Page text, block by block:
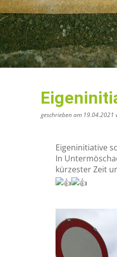
geschrieben am 19.04.2021
Eigeninitiative
In
kürzester Zeit